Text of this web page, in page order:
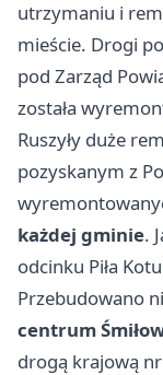
utrzymaniu i
mieście. Drogi
pod Zarząd
została
Ruszyły duże
pozyskanym z
każdej gminie.
odcinku Piła
Przebudowano
centrum
drogą krajową